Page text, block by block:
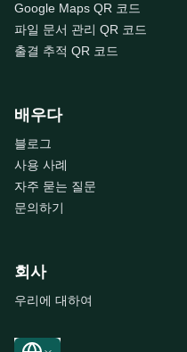
Google Maps QR 코드
파일 문서 관리 QR 코드
출결 추적 QR 코드
배우다
블로그
사용 사례
자주 묻는 질문
문의하기
회사
우리에 대하여